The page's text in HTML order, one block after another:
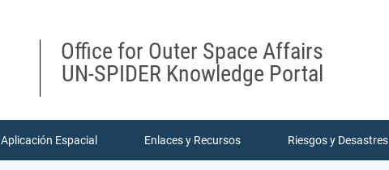
Office for Outer Space Affairs
UN-SPIDER Knowledge Portal
Aplicación Espacial Enlaces y Recursos Riesgos y Desastres